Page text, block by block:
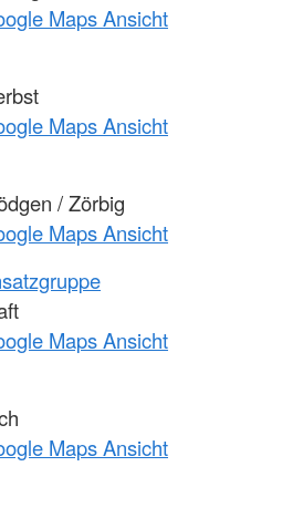
Maps Ansicht
Maps Ansicht
/ Zörbig
Maps Ansicht
Maps Ansicht
Maps Ansicht